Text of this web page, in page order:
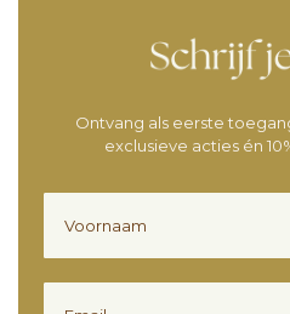
Ontvang als eerste
exclusieve acties én